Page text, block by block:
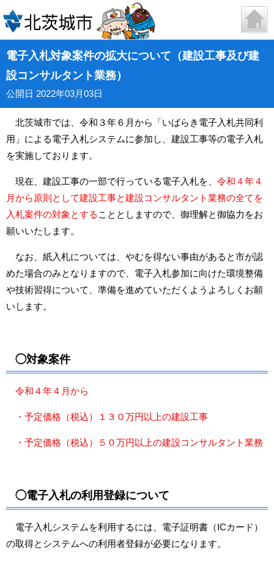
電子入札対象案件の拡大について（建設工事及び建
設コンサルタント業務）
公開日 2022年03月03日
北茨城市では、令和３年６月から「いばらき電子入札共同利
用」による電子入札システムに参加し、建設工事等の電子入札
を実施しております。
現在、建設工事の一部で行っている電子入札を、 令和４年４
月から原則として建設工事と建設コンサルタント業務の全てを
入札案件の対象とする こととしますので、御理解と御協力をお
願いいたします。
なお、紙入札については、やむを得ない事由があると市が認
めた場合のみとなりますので、電子入札参加に向けた環境整備
や技術習得について、準備を進めていただくようよろしくお願
いします。
◯対象案件
令和４年４月から
・予定価格（税込）１３０万円以上の建設工事
・予定価格（税込）５０万円以上の建設コンサルタント業務
◯電子入札の利用登録について
電子入札システムを利用するには、電子証明書（ICカード）
の取得とシステムへの利用者登録が必要になります。